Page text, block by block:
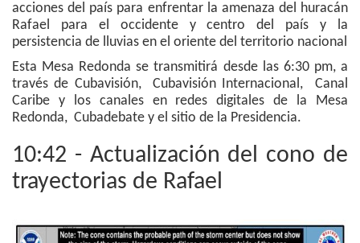
acciones del país para enfrentar la amenaza del huracán
Rafael para el occidente y centro del país y la
persistencia de lluvias en el oriente del territorio nacional
Esta Mesa Redonda se transmitirá desde las 6:30 pm, a
través de Cubavisión, Cubavisión Internacional, Canal
Caribe y los canales en redes digitales de la Mesa
Redonda, Cubadebate y el sitio de la Presidencia.
10:42 - Actualización del cono de
trayectorias de Rafael